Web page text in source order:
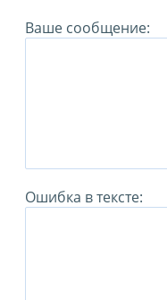
Ваше сообщение:
Ошибка в тексте: